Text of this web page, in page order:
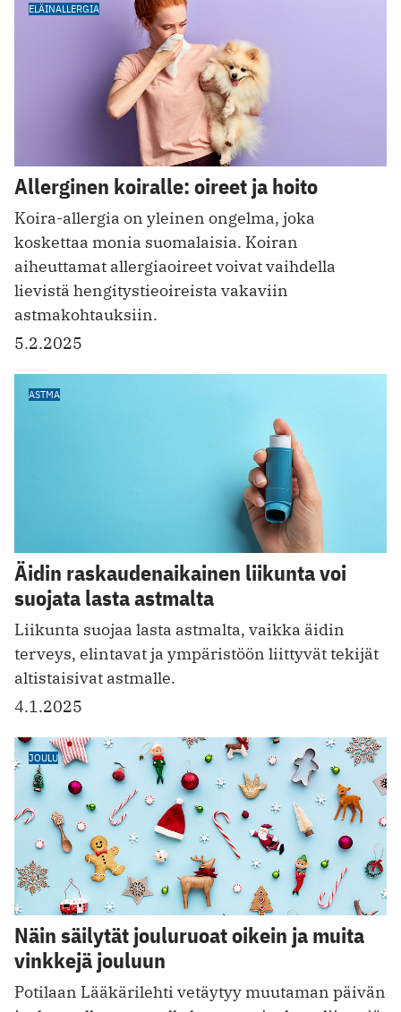
ELÄINALLERGIA
Allerginen koiralle: oireet ja hoito
Koira-allergia on yleinen ongelma, joka
koskettaa monia suomalaisia. Koiran
aiheuttamat allergiaoireet voivat vaihdella
lievistä hengitystieoireista vakaviin
astmakohtauksiin.
5.2.2025
ASTMA
Äidin raskaudenaikainen liikunta voi
suojata lasta astmalta
Liikunta suojaa lasta astmalta, vaikka äidin
terveys, elintavat ja ympäristöön liittyvät tekijät
altistaisivat astmalle.
4.1.2025
JOULU
Näin säilytät jouluruoat oikein ja muita
vinkkejä jouluun
Potilaan Lääkärilehti vetäytyy muutaman päivän